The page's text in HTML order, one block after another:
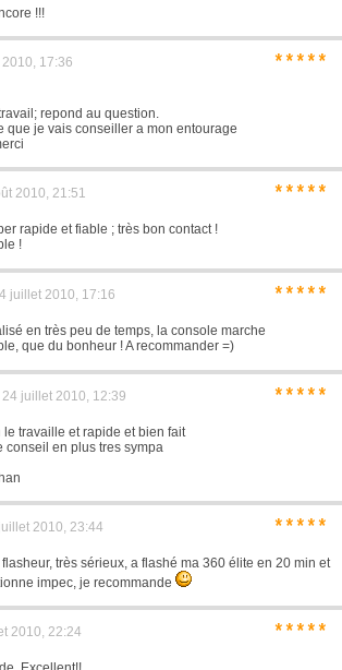
!!!
17:36 *****
repond au question.
que je vais conseiller a mon entourage
2010, 21:51 *****
rapide et fiable ; très bon contact !
!
juillet 2010, 17:16 *****
en très peu de temps, la console marche
que du bonheur ! A recommander =)
24 juillet 2010, 12:39 *****
le travaille et rapide et bien fait
conseil en plus tres sympa
2010, 23:44 *****
très sérieux, a flashé ma 360 élite en 20 min et
impec, je recommande
2010, 22:24 *****